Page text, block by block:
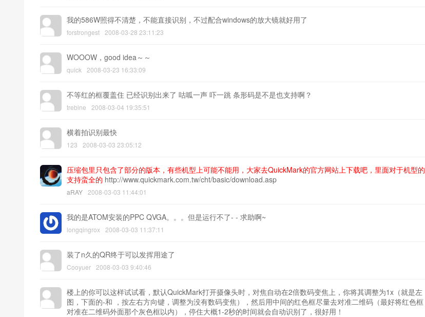
我的586W照得不清楚，不能直接识别，不过配合windows的放大镜就好用了
forstrongest 2008-03-28 23:11:23
WOOOW，good idea～～
quick 2008-03-23 16:33:09
不等红的框覆盖住 已经识别出来了 咕呱一声 吓一跳 条形码是不是也支持啊？
trebine 2008-03-04 19:35:51
横着拍识别最快
123 2008-03-03 23:05:12
压缩包里只包含了部分的版本，有些机型上可能不能用，大家去QuickMark的官方网站上下载吧，里面对于机型的
支持蛮全的 http://www.quickmark.com.tw/cht/basic/download.asp
aRAY 2008-03-03 11:44:01
我的是ATOM安装的PPC QVGA。。。但是运行不了- - 求助啊~
longqingrox 2008-03-03 11:37:11
装了n久的QR终于可以发挥用途了
Cooyuer 2008-03-03 9:40:46
楼上的你可以这样试试看，默认QuickMark打开摄像头时，对焦自动在2倍数码变焦上，你将其调整为1x（就是左
图，下面的-和 ，按左右方向键，调整为没有数码变焦），然后用中间的红色框尽量去对准二维码（最好将红色框
对准在二维码外面那个灰色框以内），停住大概1-2秒的时间就会自动识别了，很好用！